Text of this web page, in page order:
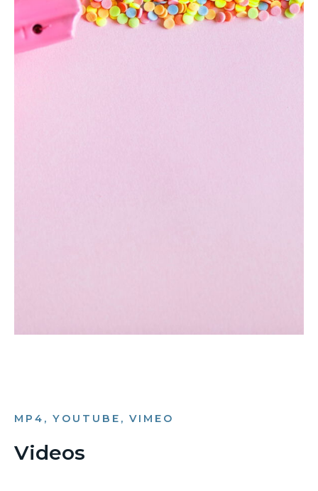
MP4, YOUTUBE, VIMEO
Videos